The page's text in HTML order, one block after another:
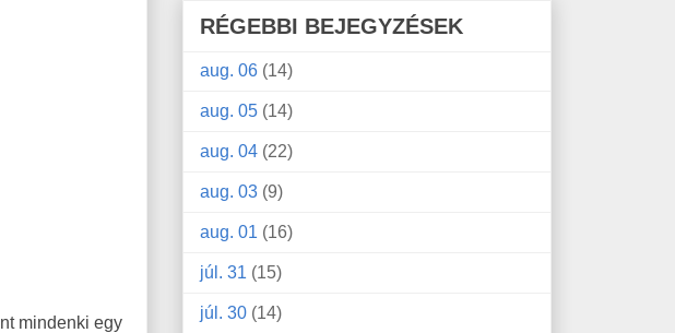
mindenki egy
RÉGEBBI BEJEGYZÉSEK
aug. 06 (14)
aug. 05 (14)
aug. 04 (22)
aug. 03 (9)
aug. 01 (16)
júl. 31 (15)
júl. 30 (14)